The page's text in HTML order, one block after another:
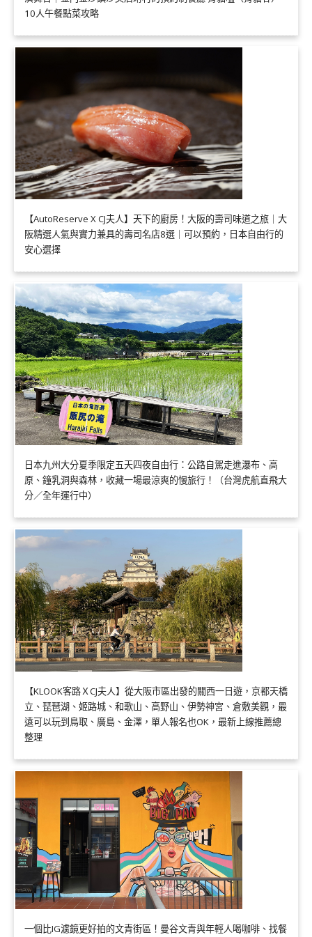
10人午餐點菜攻略
【AutoReserve X CJ夫人】天下的廚房！大阪的壽司味道之旅｜大
阪精選人氣與實力兼具的壽司名店8選｜可以預約，日本自由行的
安心選擇
日本九州大分夏季限定五天四夜自由行：公路自駕走進瀑布、高
原、鐘乳洞與森林，收藏一場最涼爽的慢旅行！（台灣虎航直飛大
分／全年運行中）
【KLOOK客路ＸCJ夫人】從大阪市區出發的關西一日遊，京都天橋
立、琵琶湖、姬路城、和歌山、高野山、伊勢神宮、倉敷美觀，最
遠可以玩到鳥取、廣島、金澤，單人報名也OK，最新上線推薦總
整理
一個比IG濾鏡更好拍的文青街區！曼谷文青與年輕人喝咖啡、找餐